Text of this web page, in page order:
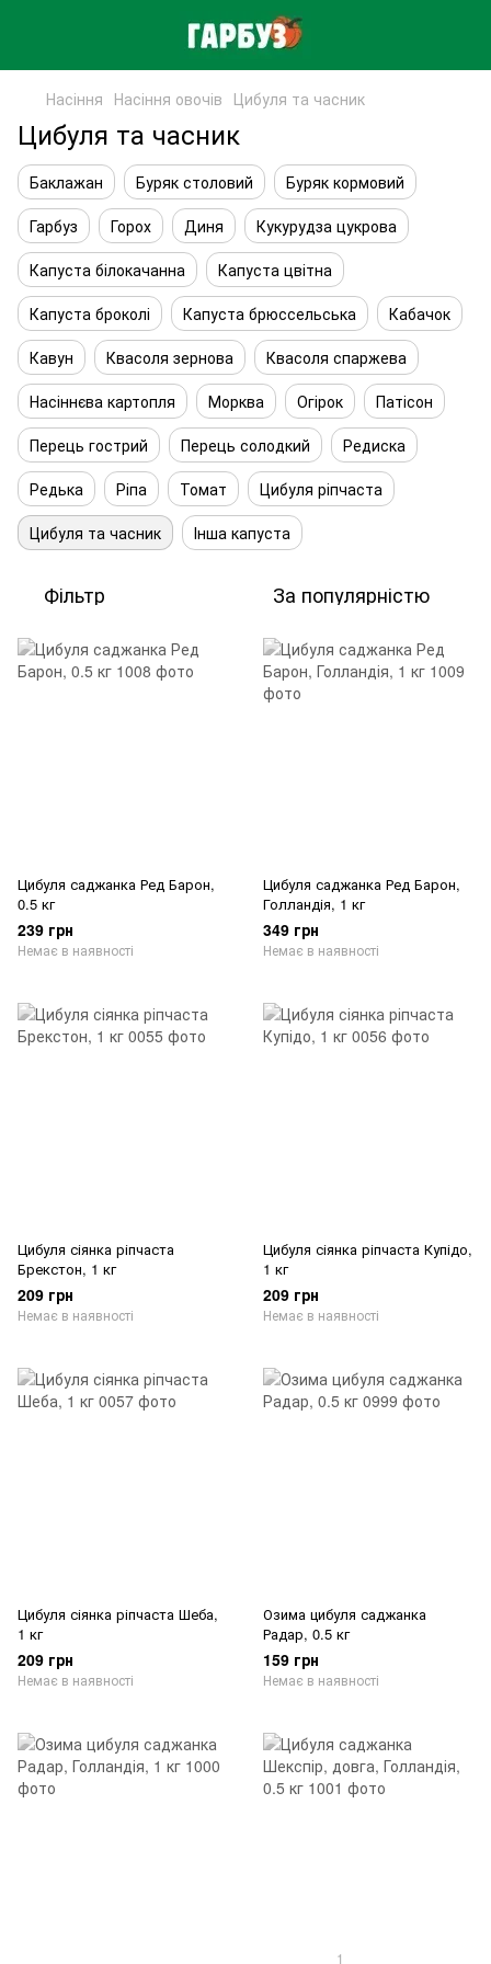
Насіння Насіння овочів Цибуля та часник
Цибуля та часник
Баклажан Буряк столовий
Буряк кормовий
Гарбуз
Горох Диня
Кукурудза цукрова
Капуста білокачанна
Капуста цвітна
Капуста броколі
Капуста брюссельська
Кабачок
Кавун
Квасоля зернова
Квасоля спаржева
Насіннєва картопля
Морква Огірок
Патісон
Перець гострий
Перець солодкий
Редиска
Редька
Ріпа Томат
Цибуля ріпчаста
Цибуля та часник
Інша капуста
Фільтр За популярністю
Цибуля саджанка Ред Барон,
0.5 кг
239 грн
Немає в наявності
Цибуля саджанка Ред Барон,
Голландія, 1 кг
349 грн
Немає в наявності
Цибуля сіянка ріпчаста
Брекстон, 1 кг
209 грн
Немає в наявності
Цибуля сіянка ріпчаста Купідо,
1 кг
209 грн
Немає в наявності
Цибуля сіянка ріпчаста Шеба,
1 кг
209 грн
Немає в наявності
Озима цибуля саджанка
Радар, 0.5 кг
159 грн
Немає в наявності
1